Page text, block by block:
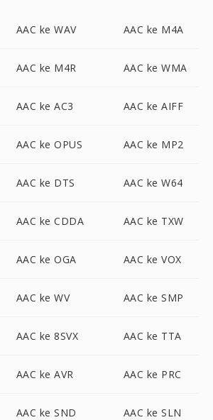
AAC ke WAV AAC ke M4A
AAC ke M4R AAC ke WMA
AAC ke AC3 AAC ke AIFF
AAC ke OPUS AAC ke MP2
AAC ke DTS AAC ke W64
AAC ke CDDA AAC ke TXW
AAC ke OGA AAC ke VOX
AAC ke WV AAC ke SMP
AAC ke 8SVX AAC ke TTA
AAC ke AVR AAC ke PRC
AAC ke SND AAC ke SLN